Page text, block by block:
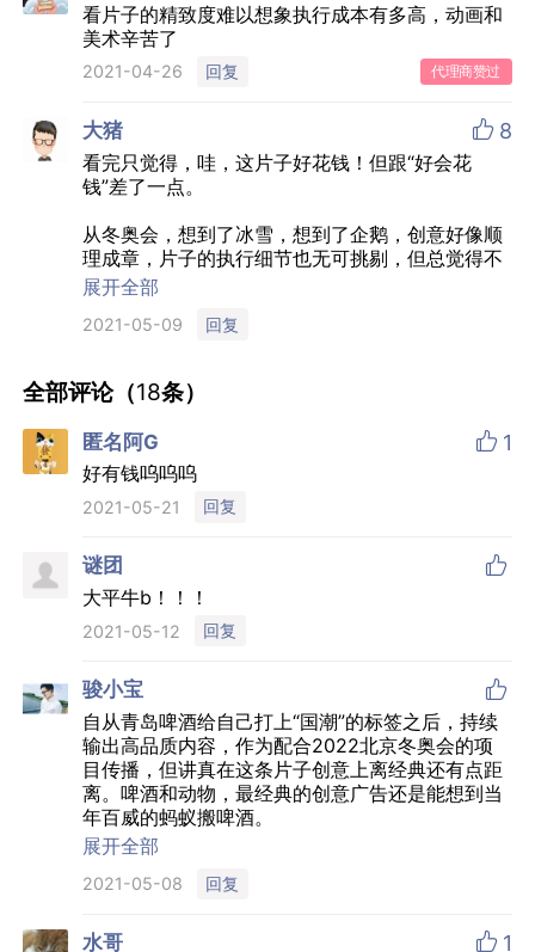
看片子的精致度难以想象执行成本有多高，动画和
美术辛苦了
2021-04-26 回复 代理商赞过
大猪  8
看完只觉得，哇，这片子好花钱！但跟“好会花
钱”差了一点。
从冬奥会，想到了冰雪，想到了企鹅，创意好像顺
理成章，片子的执行细节也无可挑剔，但总觉得不
对劲。一个关键的点是，片子里面的概念有点多，
冰雪国潮欢聚吧的奇妙诞生（有点拗口）...要我说
成的概念，就不该随意去更改它，而只能是在它的
基础上进行延展。你原本有“百年国潮”，再提一
个“冰雪国潮”就是自己打自己嘴巴，但如果你讲“百
年国潮之冰雪乐园”（随口举例）也好过这样乱改。
一句话就是：品牌的核心概念不要随意更改。
另外，夜猫子的片子做的好。
展开全部
2021-05-09 回复
全部评论（18条）
匿名阿G  1
好有钱呜呜呜
2021-05-21 回复
谜团 
大平牛b！！！
2021-05-12 回复
骏小宝 
自从青岛啤酒给自己打上“国潮”的标签之后，持续
输出高品质内容，作为配合2022北京冬奥会的项
目传播，但讲真在这条片子创意上离经典还有点距
离。啤酒和动物，最经典的创意广告还是能想到当
年百威的蚂蚁搬啤酒。
但客观来说这条片子的完成度是值得点赞的，平面
位，沿着国潮的定位持续输出，一定能看到量变到
展开全部
2021-05-08 回复
水哥  1